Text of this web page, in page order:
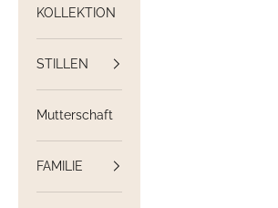
KOLLEKTION
STILLEN
Mutterschaft
FAMILIE